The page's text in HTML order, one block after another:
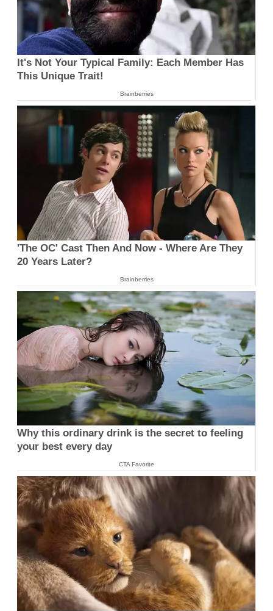
It's Not Your Typical Family: Each Member Has
This Unique Trait!
Brainberries
'The OC' Cast Then And Now - Where Are They
20 Years Later?
Brainberries
Why this ordinary drink is the secret to feeling
your best every day
CTA Favorite